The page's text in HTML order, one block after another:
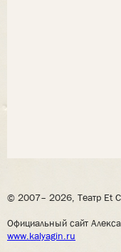
© 2007– 2026, Театр Et
Официальный сайт
www.kalyagin.ru